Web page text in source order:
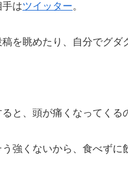
はツイッター。
稿を眺めたり、自分でグダ
と、頭が痛くなってくる
強くないから、食べずに